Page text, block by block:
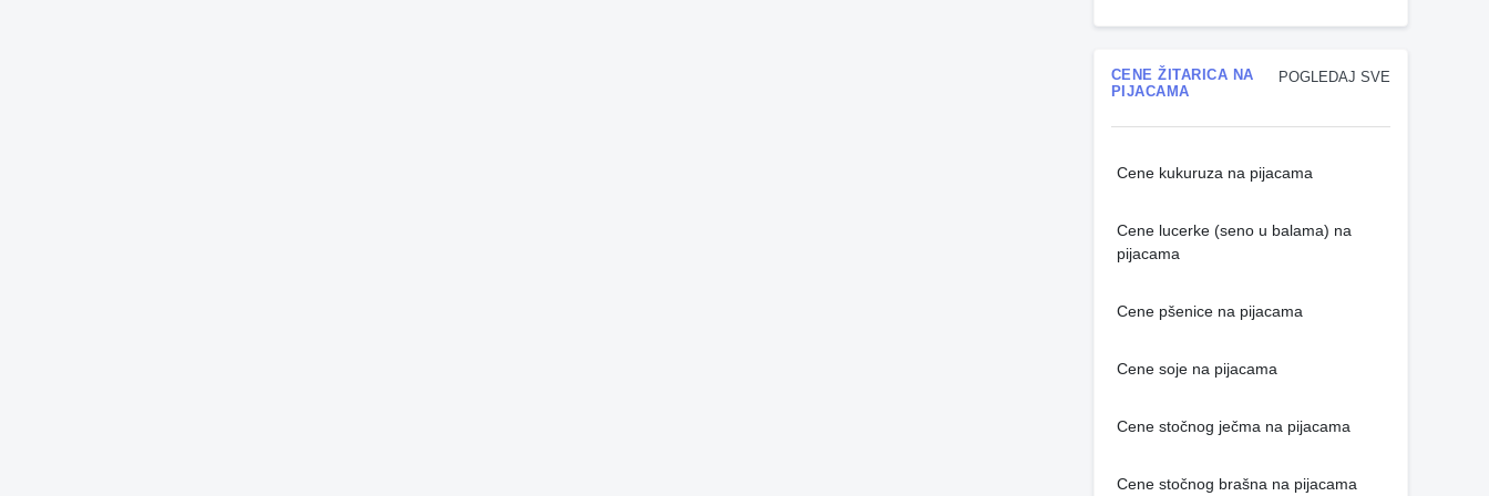
POGLEDAJ SVE
CENE ŽITARICA NA
PIJACAMA
Cene kukuruza na pijacama
Cene lucerke (seno u balama) na
pijacama
Cene pšenice na pijacama
Cene soje na pijacama
Cene stočnog ječma na pijacama
Cene stočnog brašna na pijacama